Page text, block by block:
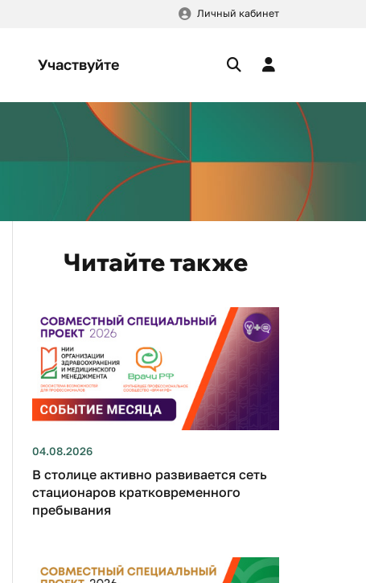
Личный кабинет
Участвуйте
Читайте также
04.08.2026
В столице активно развивается сеть
стационаров кратковременного
пребывания